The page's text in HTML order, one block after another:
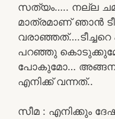
സത്യം….. നല്ല
മാത്രമാണ് ഞാൻ
പറഞ്ഞു
പോകുമോ…
എനിക്ക് വന്നത്..
സീമ : എനിക്കും